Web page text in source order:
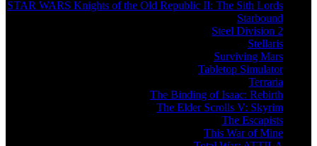
STAR WARS Knights of the Old Republic II: The Sith Lords
Starbound
Steel Division 2
Stellaris
Surviving Mars
Tabletop Simulator
Terraria
The Binding of Isaac: Rebirth
The Elder Scrolls V: Skyrim
The Escapists
This War of Mine